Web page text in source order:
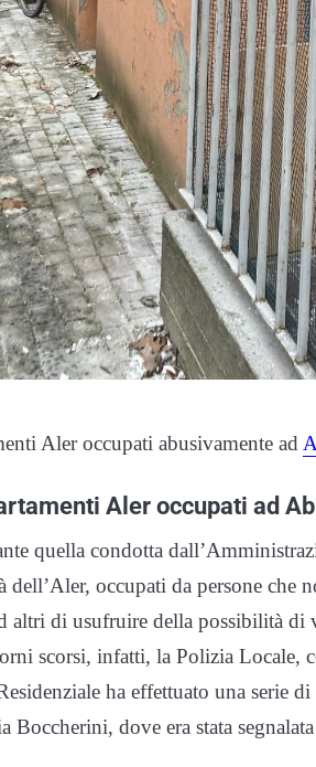
Aler occupati abusivamente ad
Aler occupati ad
quella condotta
occupati da persone che
altri di usufruire della possibilità di
scorsi, infatti, la Polizia Locale,
ha effettuato una serie
Boccherini, dove era stata